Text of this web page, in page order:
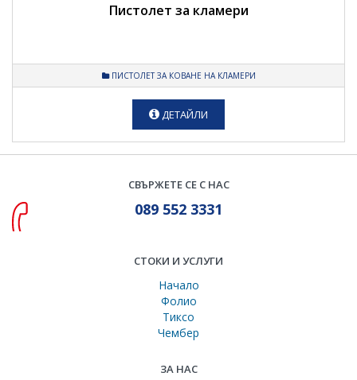
Пистолет за кламери
ПИСТОЛЕТ ЗА КОВАНЕ НА КЛАМЕРИ
ДЕТАЙЛИ
СВЪРЖЕТЕ СЕ С НАС
089 552 3331
СТОКИ И УСЛУГИ
Начало
Фолио
Тиксо
Чембер
ЗА НАС